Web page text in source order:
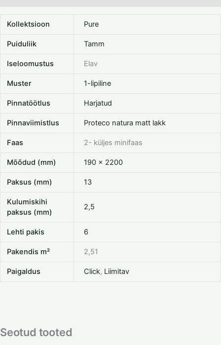
Kollektsioon Pure
Puiduliik Tamm
Iseloomustus Elav
Muster 1-lipiline
Pinnatöötlus Harjatud
Pinnaviimistlus Proteco natura matt lakk
Faas 2- küljes minifaas
Mõõdud (mm) 190 x 2200
Paksus (mm) 13
Kulumiskihi
paksus (mm)
2,5
Lehti pakis 6
Pakendis m² 2,51
Paigaldus Click, Liimitav
Seotud tooted